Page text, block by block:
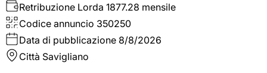
Retribuzione Lorda 1877.28 mensile
Codice annuncio 350250
Data di pubblicazione 8/8/2026
Città Savigliano